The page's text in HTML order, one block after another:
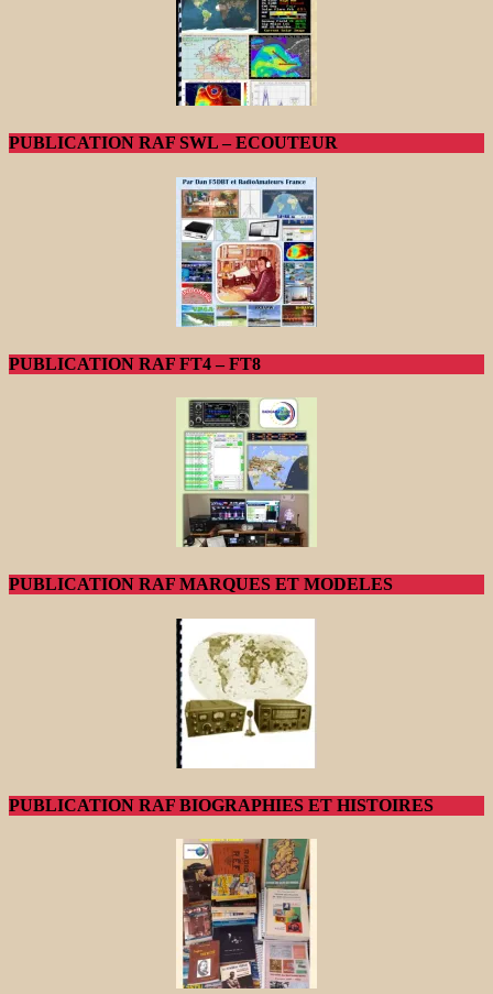
PUBLICATION RAF SWL – ECOUTEUR
PUBLICATION RAF FT4 – FT8
PUBLICATION RAF MARQUES ET MODELES
PUBLICATION RAF BIOGRAPHIES ET HISTOIRES